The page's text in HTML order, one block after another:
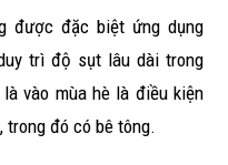
được đặc biệt ứng dụng
trì độ sụt lâu dài trong
vào mùa hè là điều kiện
đó có bê tông.